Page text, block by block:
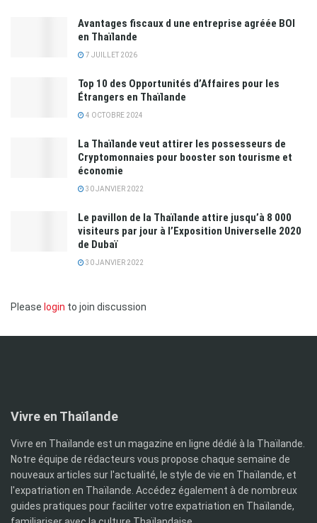
Avantages fiscaux d une entreprise agréée BOI
en Thaïlande
7 JUILLET 2026
Top 10 des Opportunités d’Affaires pour les
Étrangers en Thaïlande
4 OCTOBRE 2024
La Thaïlande veut attirer les possesseurs de
Cryptomonnaies pour booster son tourisme et
économie
30 JANVIER 2022
Le pavillon de la Thaïlande attire jusqu’à 8 000
visiteurs par jour à l’Exposition Universelle 2020
de Dubaï
30 JANVIER 2022
Please login to join discussion
Vivre en Thaïlande
Vivre en Thaïlande est un magazine en ligne dédié à la Thaïlande.
Notre équipe de rédacteurs vous propose chaque semaine de
nouveaux articles sur l'actualité, le style de vie en Thaïlande, et
l'expatriation en Thaïlande. Accédez également à de nombreux
guides pratiques pour faciliter votre expatriation en Thaïlande,